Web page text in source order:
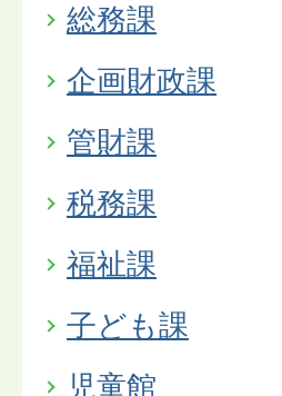
総務課
企画財政課
管財課
税務課
福祉課
子ども課
児童館